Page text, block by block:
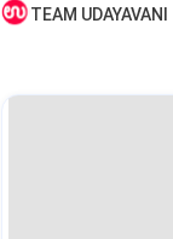
TEAM UDAYAVANI